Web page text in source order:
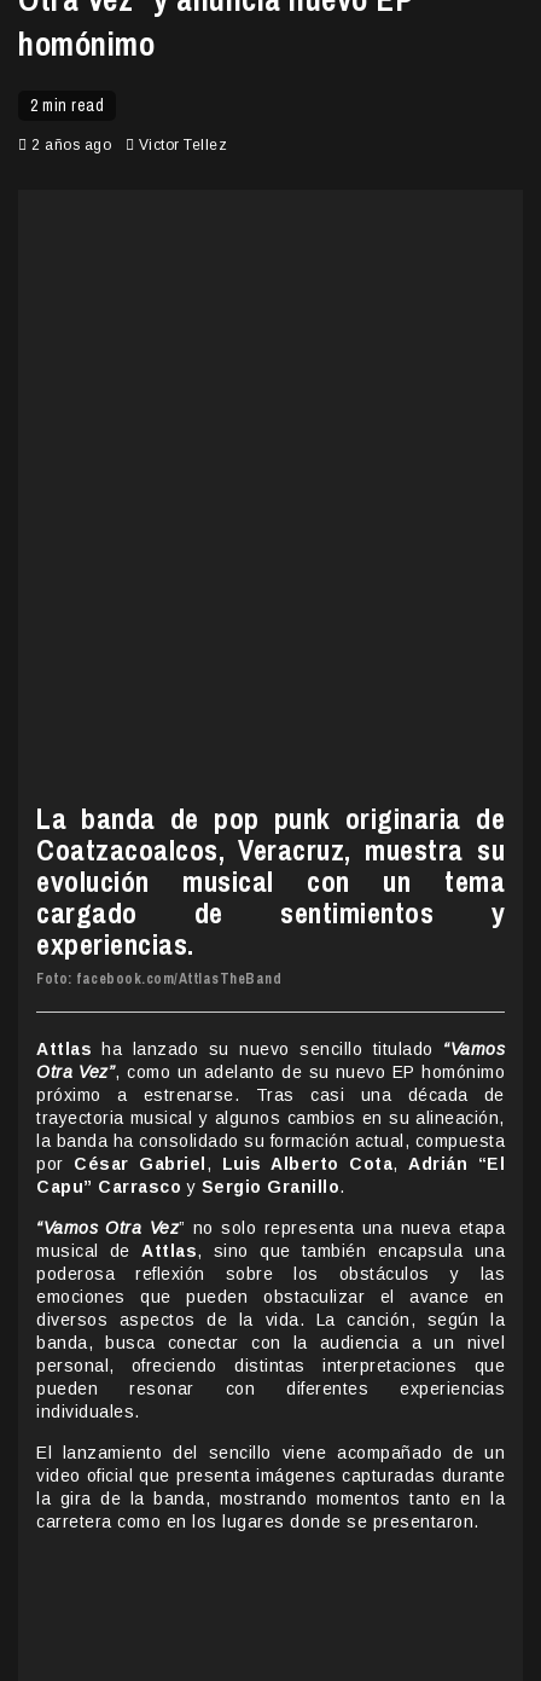
homónimo
2 min read
2 años ago Victor Tellez
La banda de pop punk originaria de
Coatzacoalcos, Veracruz, muestra su
evolución musical con un tema
cargado de sentimientos y
experiencias.
Foto: facebook.com/AttlasTheBand
Attlas ha lanzado su nuevo sencillo titulado “Vamos
Otra Vez”, como un adelanto de su nuevo EP homónimo
próximo a estrenarse. Tras casi una década de
trayectoria musical y algunos cambios en su alineación,
la banda ha consolidado su formación actual, compuesta
por César Gabriel , Luis Alberto Cota, Adrián “El
Capu” Carrasco y Sergio Granillo.
“Vamos Otra Vez” no solo representa una nueva etapa
musical deAttlas, sino que también encapsula una
poderosa reflexión sobre los obstáculos y las
emociones que pueden obstaculizar el avance en
diversos aspectos de la vida. La canción, según la
banda, busca conectar con la audiencia a un nivel
personal, ofreciendo distintas interpretaciones que
pueden resonar con diferentes experiencias
individuales.
El lanzamiento del sencillo viene acompañado de un
video oficial que presenta imágenes capturadas durante
la gira de la banda, mostrando momentos tanto en la
carretera como en los lugares donde se presentaron.